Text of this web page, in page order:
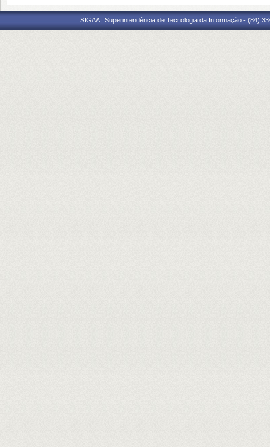
SIGAA | Superintendência de Tecnologia da Informação - (84)